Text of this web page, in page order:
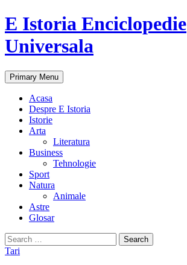
E Istoria Enciclopedie
Universala
Search
Primary Menu Skip
to
Acasa
Despre E Istoria
Istorie
Arta
Literatura
Business
Tehnologie
Sport
Natura
Animale
Astre
Glosar
Search
for:
Tari